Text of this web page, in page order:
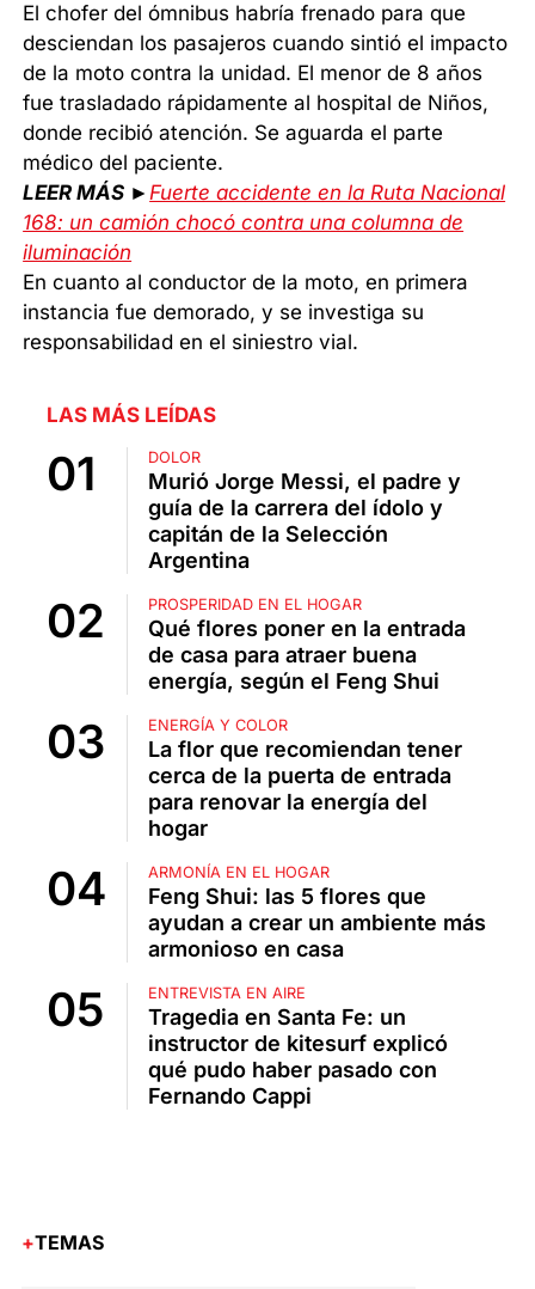
El chofer del ómnibus habría frenado para que
desciendan los pasajeros cuando sintió el impacto
de la moto contra la unidad. El menor de 8 años
fue trasladado rápidamente al hospital de Niños,
donde recibió atención. Se aguarda el parte
médico del paciente.
LEER MÁS ►Fuerte accidente en la Ruta Nacional
168: un camión chocó contra una columna de
iluminación
En cuanto al conductor de la moto, en primera
instancia fue demorado, y se investiga su
responsabilidad en el siniestro vial.
LAS MÁS LEÍDAS
DOLOR
Murió Jorge Messi, el padre y
guía de la carrera del ídolo y
capitán de la Selección
Argentina
PROSPERIDAD EN EL HOGAR
Qué flores poner en la entrada
de casa para atraer buena
energía, según el Feng Shui
ENERGÍA Y COLOR
La flor que recomiendan tener
cerca de la puerta de entrada
para renovar la energía del
hogar
ARMONÍA EN EL HOGAR
Feng Shui: las 5 flores que
ayudan a crear un ambiente más
armonioso en casa
ENTREVISTA EN AIRE
Tragedia en Santa Fe: un
instructor de kitesurf explicó
qué pudo haber pasado con
Fernando Cappi
TEMAS